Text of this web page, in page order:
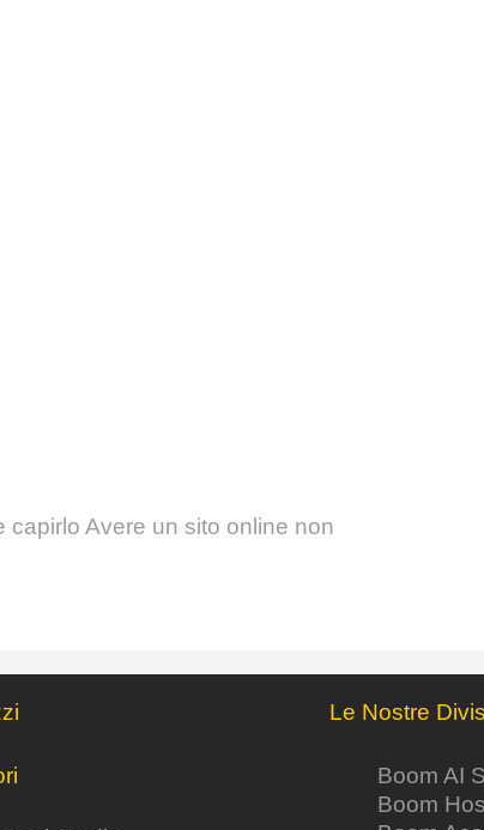
Avere un sito online non
Le Nostre
Boom AI
Boom